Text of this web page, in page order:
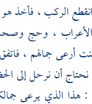
الركب ، فأخذ
الأعراب ، وحج
أرعى جمالهم ،
نحتاج أن نرحل إلى
هذا الذي يرعى